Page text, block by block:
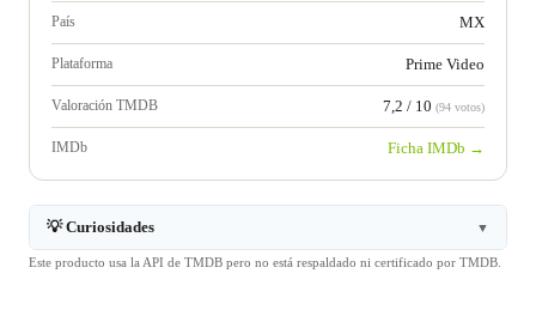
País MX
Plataforma Prime Video
Valoración TMDB 7,2 / 10 (94 votos)
IMDb Ficha IMDb →
💡 Curiosidades ▼
Este producto usa la API de TMDB pero no está respaldado ni certificado por TMDB.